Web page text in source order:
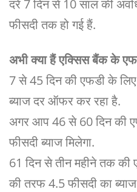
दरें 7 दिन से 10 साल की
फीसदी तक हो गई हैं.
अभी क्या हैं एक्सिस बैंक के
7 से 45 दिन की एफडी के
ब्याज दर ऑफर कर रहा है.
अगर आप 46 से 60 दिन की
फीसदी ब्याज मिलेगा.
61 दिन से तीन महीने तक
की तरफ 4.5 फीसदी का ब्याज